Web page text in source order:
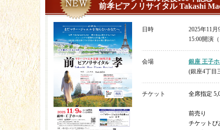
前孝ピアノリサイタル Takashi
日時
2025年11
15:00開演
会場
銀座 王子
(銀座4丁目
チケット 全席指定
前売り
チケットぴ